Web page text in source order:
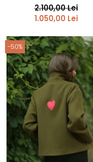
2.100,00 Lei
1.050,00 Lei
-50%